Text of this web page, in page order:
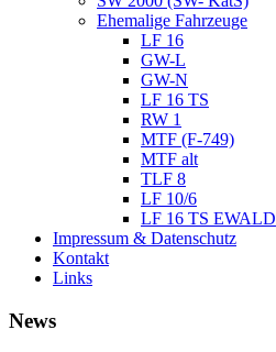
Ehemalige Fahrzeuge
LF 16
GW-L
GW-N
LF 16 TS
RW 1
MTF (F-749)
MTF alt
TLF 8
LF 10/6
LF 16 TS EWALD
Impressum & Datenschutz
Kontakt
Links
News